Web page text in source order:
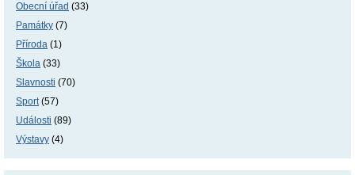
Obecní úřad (33)
Památky (7)
Příroda (1)
Škola (33)
Slavnosti (70)
Sport(57)
Události (89)
Výstavy (4)